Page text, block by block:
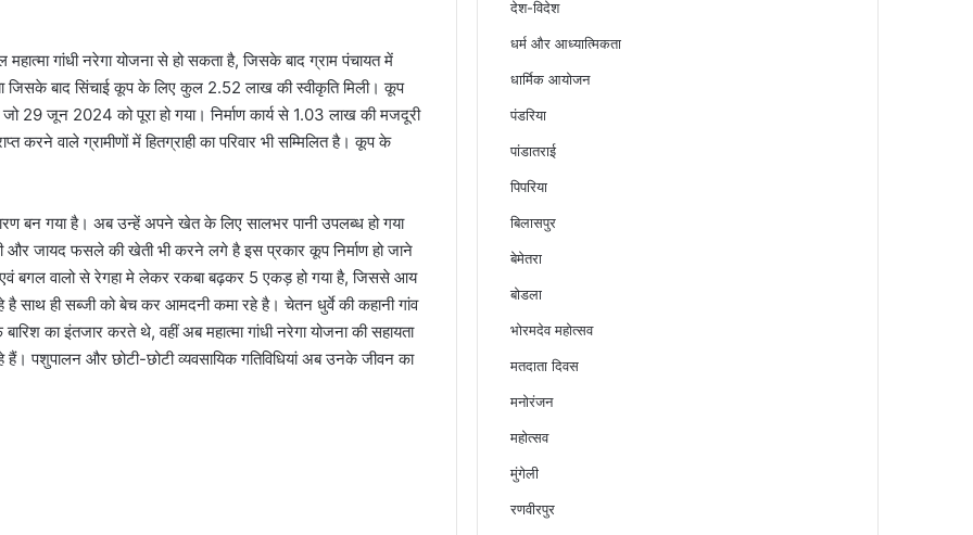
गांधी नरेगा योजना से हो सकता है, जिसके बाद ग्राम पंचायत में
जिसके बाद सिंचाई कूप के लिए कुल 2.52 लाख की स्वीकृति मिली। कूप
29 जून 2024 को पूरा हो गया। निर्माण कार्य से 1.03 लाख की मजदूरी
करने वाले ग्रामीणों में हितग्राही का परिवार भी सम्मिलित है। कूप के
बन गया है। अब उन्हें अपने खेत के लिए सालभर पानी उपलब्ध हो गया
जायद फसले की खेती भी करने लगे है इस प्रकार कूप निर्माण हो जाने
बगल वालो से रेगहा मे लेकर रकबा बढ़कर 5 एकड़ हो गया है, जिससे आय
साथ ही सब्जी को बेच कर आमदनी कमा रहे है। चेतन धुर्वे की कहानी गांव
का इंतजार करते थे, वहीं अब महात्मा गांधी नरेगा योजना की सहायता
पशुपालन और छोटी-छोटी व्यवसायिक गतिविधियां अब उनके जीवन का
देश-विदेश
धर्म और आध्यात्मिकता
धार्मिक आयोजन
पंडरिया
पांडातराई
पिपरिया
बिलासपुर
बेमेतरा
बोडला
भोरमदेव महोत्सव
मतदाता दिवस
मनोरंजन
महोत्सव
मुंगेली
रणवीरपुर